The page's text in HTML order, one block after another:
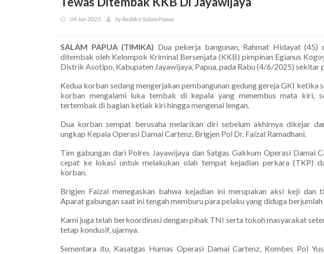
04 Jun 2025 by Redaksi Salam Papua
SALAM PAPUA (TIMIKA) Dua pekerja bangunan, Rahmat Hidayat (45)
ditembak oleh Kelompok Kriminal Bersenjata (KKB) pimpinan Egianus
Distrik Asotipo, Kabupaten Jayawijaya, Papua, pada Rabu (4/6/2025) sekitar
Kedua korban sedang mengerjakan pembangunan gedung gereja GKI ketika
korban mengalami luka tembak di kepala yang menembus mata kiri,
tertembak di bagian ketiak kiri hingga mengenai lengan.
Dua korban sempat berusaha melarikan diri sebelum akhirnya dikejar
ungkap Kepala Operasi Damai Cartenz, Brigjen Pol Dr. Faizal Ramadhani.
Tim gabungan dari Polres Jayawijaya dan Satgas Gakkum Operasi Damai
cepat ke lokasi untuk melakukan olah tempat kejadian perkara (TKP)
korban.
Brigjen Faizal menegaskan bahwa kejadian ini merupakan aksi keji dan
Aparat gabungan saat ini tengah memburu para pelaku yang diduga
Kami juga telah berkoordinasi dengan pihak TNI serta tokoh masyarakat
tetap kondusif, ujarnya.
Sementara itu, Kasatgas Humas Operasi Damai Cartenz, Kombes Pol